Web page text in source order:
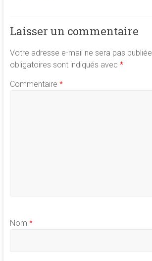
Laisser un commentaire
Votre adresse e-mail ne sera pas publiée.
obligatoires sont indiqués avec *
Commentaire *
Nom *